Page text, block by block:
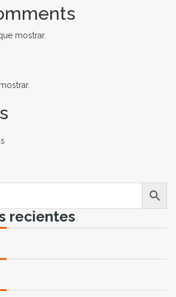
mostrar.
recientes